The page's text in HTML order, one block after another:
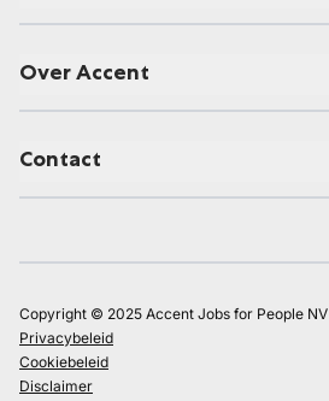
Over Accent
Contact
Copyright © 2025 Accent Jobs for People NV
Privacybeleid
Cookiebeleid
Disclaimer